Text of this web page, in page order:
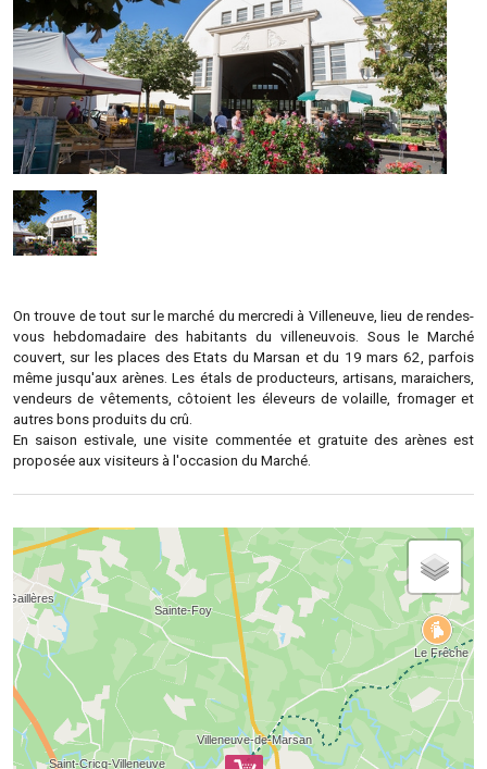
On trouve de tout sur le marché du mercredi à Villeneuve, lieu de rendes-
vous hebdomadaire des habitants du villeneuvois. Sous le Marché
couvert, sur les places des Etats du Marsan et du 19 mars 62, parfois
même jusqu'aux arènes. Les étals de producteurs, artisans, maraichers,
vendeurs de vêtements, côtoient les éleveurs de volaille, fromager et
autres bons produits du crû.
En saison estivale, une visite commentée et gratuite des arènes est
proposée aux visiteurs à l'occasion du Marché.